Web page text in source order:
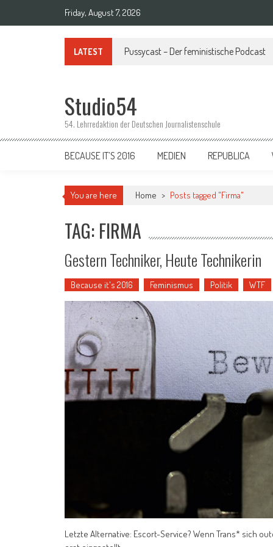
Friday, August 7, 2026
LATEST Pussycast – Der feministische Podcast
Studio54
54. Lehrredaktion der Deutschen Journalistenschule
BECAUSE IT’S 2016 MEDIEN REPUBLICA
You are here Home > Posts tagged "Firma"
TAG: FIRMA
Gestern Techniker, Heute Technikerin
Because it's 2016 Feminismus Politik WTF
Letzte Alternative: Escort-Service? Wenn Trans* sich